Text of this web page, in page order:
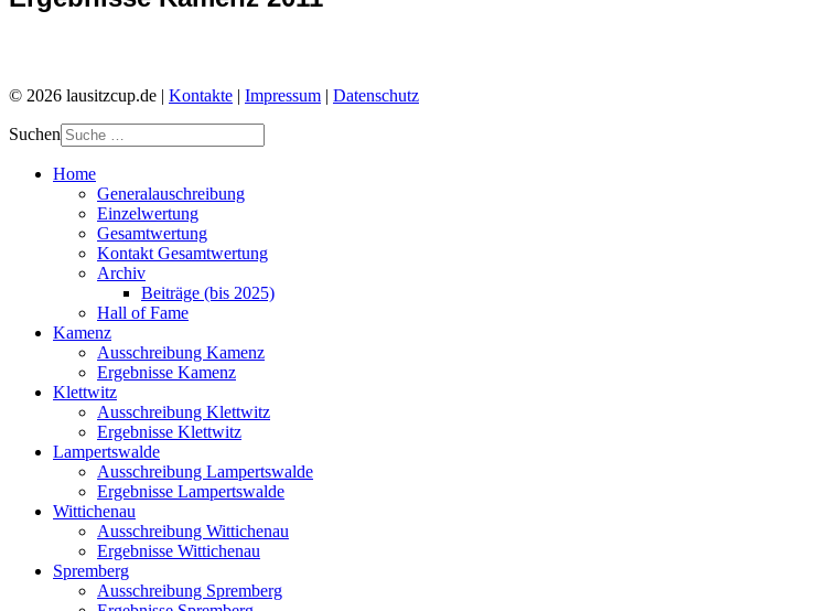
© 2026 lausitzcup.de | Kontakte | Impressum | Datenschutz
Suchen
Home
Generalauschreibung
Einzelwertung
Gesamtwertung
Kontakt Gesamtwertung
Archiv
Beiträge (bis 2025)
Hall of Fame
Kamenz
Ausschreibung Kamenz
Ergebnisse Kamenz
Klettwitz
Ausschreibung Klettwitz
Ergebnisse Klettwitz
Lampertswalde
Ausschreibung Lampertswalde
Ergebnisse Lampertswalde
Wittichenau
Ausschreibung Wittichenau
Ergebnisse Wittichenau
Spremberg
Ausschreibung Spremberg